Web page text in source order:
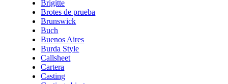
Brigitte
Brotes de prueba
Brunswick
Buch
Buenos Aires
Burda Style
Callsheet
Cartera
Casting